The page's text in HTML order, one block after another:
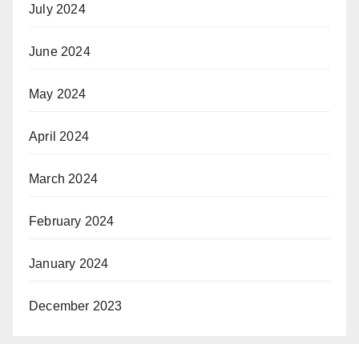
July 2024
June 2024
May 2024
April 2024
March 2024
February 2024
January 2024
December 2023